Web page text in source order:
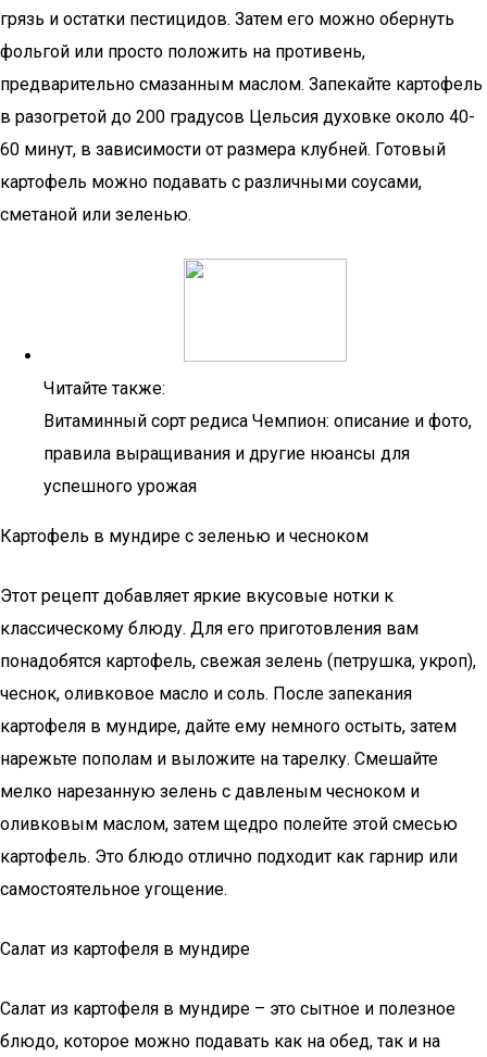
грязь и остатки пестицидов. Затем его можно обернуть
фольгой или просто положить на противень,
предварительно смазанным маслом. Запекайте картофель
в разогретой до 200 градусов Цельсия духовке около 40-
60 минут, в зависимости от размера клубней. Готовый
картофель можно подавать с различными соусами,
сметаной или зеленью.
Читайте также:
Витаминный сорт редиса Чемпион: описание и фото,
правила выращивания и другие нюансы для
успешного урожая
Картофель в мундире с зеленью и чесноком
Этот рецепт добавляет яркие вкусовые нотки к
классическому блюду. Для его приготовления вам
понадобятся картофель, свежая зелень (петрушка, укроп),
чеснок, оливковое масло и соль. После запекания
картофеля в мундире, дайте ему немного остыть, затем
нарежьте пополам и выложите на тарелку. Смешайте
мелко нарезанную зелень с давленым чесноком и
оливковым маслом, затем щедро полейте этой смесью
картофель. Это блюдо отлично подходит как гарнир или
самостоятельное угощение.
Салат из картофеля в мундире
Салат из картофеля в мундире – это сытное и полезное
блюдо, которое можно подавать как на обед, так и на